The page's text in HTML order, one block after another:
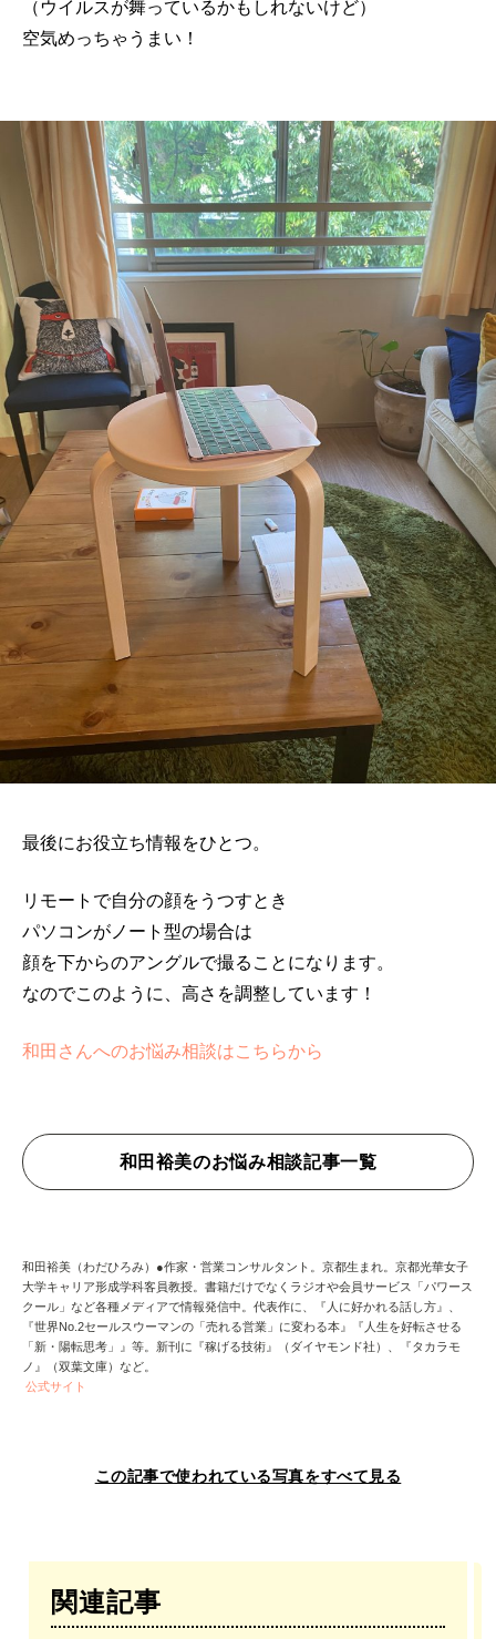
（ウイルスが舞っているかもしれないけど）
空気めっちゃうまい！
最後にお役立ち情報をひとつ。
リモートで自分の顔をうつすとき
パソコンがノート型の場合は
顔を下からのアングルで撮ることになります。
なのでこのように、高さを調整しています！
和田さんへのお悩み相談はこちらから
和田裕美のお悩み相談記事一覧
和田裕美（わだひろみ）●作家・営業コンサルタント。京都生まれ。京都光華女子
大学キャリア形成学科客員教授。書籍だけでなくラジオや会員サービス「パワース
クール」など各種メディアで情報発信中。代表作に、『人に好かれる話し方』、
『世界No.2セールスウーマンの「売れる営業」に変わる本』『人生を好転させる
「新・陽転思考」』等。新刊に『稼げる技術』（ダイヤモンド社）、『タカラモ
ノ』（双葉文庫）など。
公式サイト
この記事で使われている写真をすべて見る
関連記事